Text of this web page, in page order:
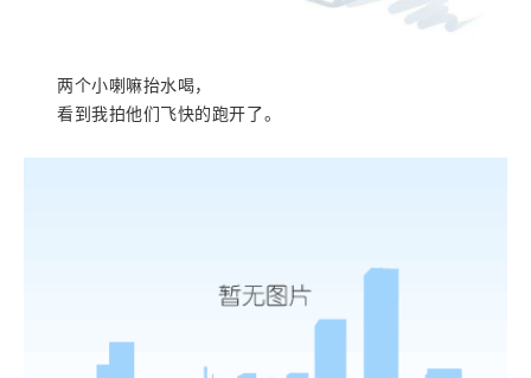
两个小喇嘛抬水喝，
看到我拍他们飞快的跑开了。